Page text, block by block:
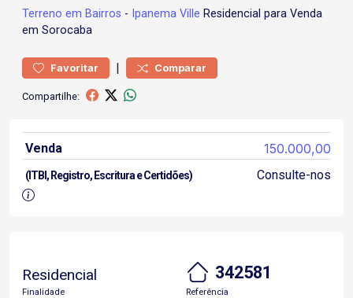
Terreno em Bairros - Ipanema Ville Residencial para Venda
em Sorocaba
Favoritar | Comparar
Compartilhe:
Venda 150.000,00
(ITBI, Registro, Escritura e Certidões) Consulte-nos
Residencial
Finalidade
342581
Referência